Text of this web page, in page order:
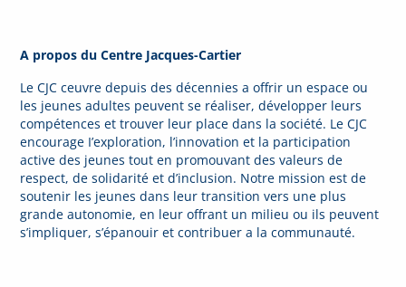
A propos du Centre Jacques-Cartier
Le CJC ceuvre depuis des décennies a offrir un espace ou
les jeunes adultes peuvent se réaliser, développer leurs
compétences et trouver leur place dans la société. Le CJC
encourage I’exploration, l’innovation et la participation
active des jeunes tout en promouvant des valeurs de
respect, de solidarité et d’inclusion. Notre mission est de
soutenir les jeunes dans leur transition vers une plus
grande autonomie, en leur offrant un milieu ou ils peuvent
s’impliquer, s’épanouir et contribuer a la communauté.